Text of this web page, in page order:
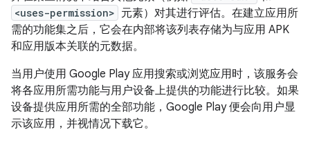
<uses-permission> 元素）对其进行评估。在建立应用所
需的功能集之后，它会在内部将该列表存储为与应用 APK
和应用版本关联的元数据。
当用户使用 Google Play 应用搜索或浏览应用时，该服务会
将各应用所需功能与用户设备上提供的功能进行比较。如果
设备提供应用所需的全部功能，Google Play 便会向用户显
示该应用，并视情况下载它。